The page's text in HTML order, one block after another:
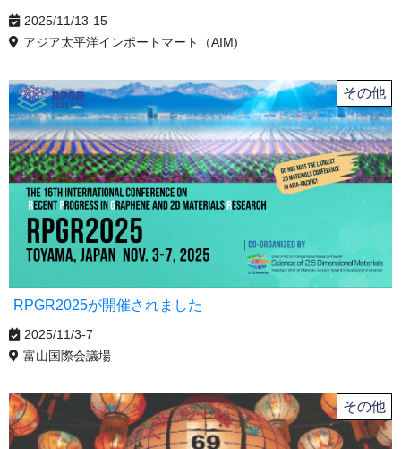
2025/11/13-15
アジア太平洋インポートマート（AIM)
その他
RPGR2025が開催されました
2025/11/3-7
富山国際会議場
その他